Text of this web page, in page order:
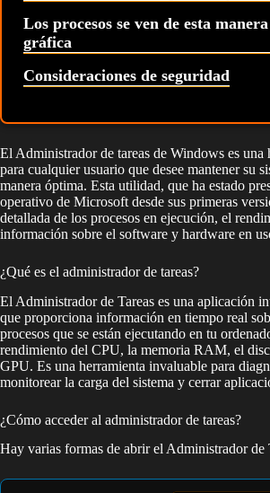
Los procesos se ven de esta
gráfica
Consideraciones de seguridad
El Administrador de tareas de Windows es una
para cualquier usuario que desee mantener su
manera óptima. Esta utilidad, que ha estado
operativo de Microsoft desde sus primeras
detallada de los procesos en ejecución, el
información sobre el software y hardware en
¿Qué es el administrador de tareas?
El Administrador de Tareas es una aplicación
que proporciona información en tiempo real
procesos que se están ejecutando en tu
rendimiento del CPU, la memoria RAM, el
GPU. Es una herramienta invaluable para
monitorear la carga del sistema y cerrar
¿Cómo acceder al administrador de tareas?
Hay varias formas de abrir el Administrador de